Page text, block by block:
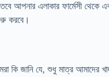
আপনার এলাকার ফার্মেসী থেকে
করবে।
জানি যে, শুধু মাত্র আমাদের